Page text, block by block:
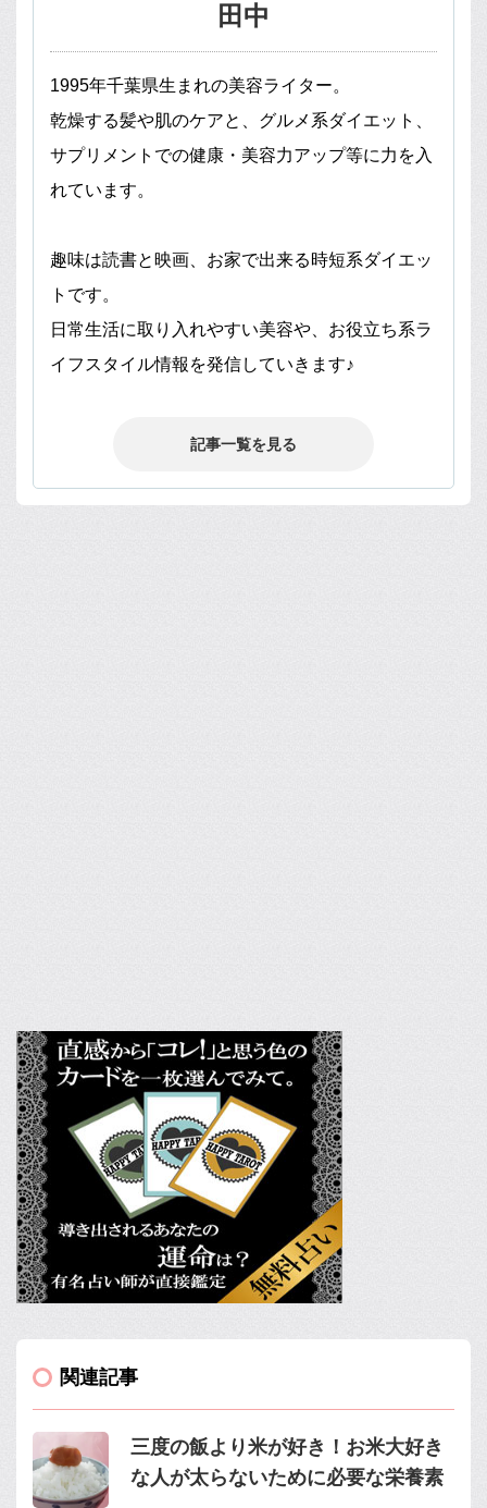
田中
1995年千葉県生まれの美容ライター。
乾燥する髪や肌のケアと、グルメ系ダイエット、
サプリメントでの健康・美容力アップ等に力を入
れています。
趣味は読書と映画、お家で出来る時短系ダイエッ
トです。
日常生活に取り入れやすい美容や、お役立ち系ラ
イフスタイル情報を発信していきます♪
記事一覧を見る
関連記事
三度の飯より米が好き！お米大好き
な人が太らないために必要な栄養素